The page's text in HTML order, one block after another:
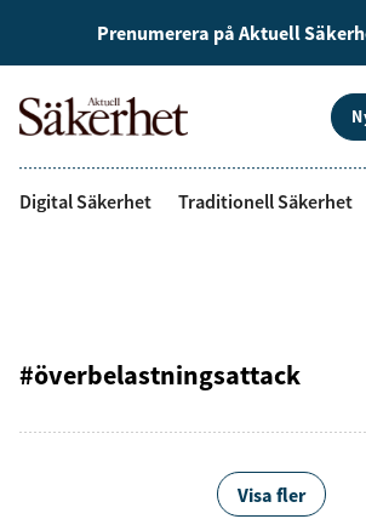
Prenumerera på Aktuell
Digital Säkerhet Traditionell Säkerhet
#överbelastningsattack
Visa fler